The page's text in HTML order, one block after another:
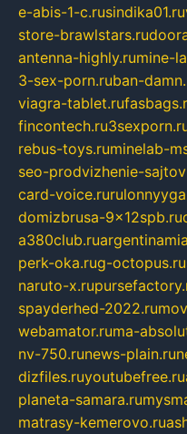
e-abis-1-c.rusindika01.ru
store-brawlstars.ru
antenna-highly.rumine-
3-sex-porn.ruban-
viagra-tablet.ru
fincontech.ru
rebus-toys.ruminelab-
seo-prodvizhenie-
card-voice.ru
domizbrusa-9x12spb.ru
a380club.ru
perk-oka.rug-octopus.ru
naruto-x.ru
spayderhed-2022.ru
webamator.ruma-
nv-750.runews-plain.ru
dizfiles.ruyoutubefree.ru
planeta-samara.ru
matrasy-kemerovo.ru